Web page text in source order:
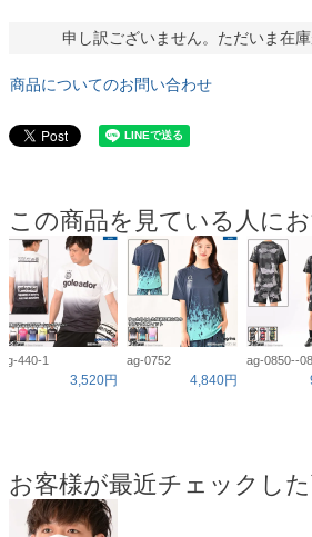
申し訳ございません。ただいま在庫
商品についてのお問い合わせ
この商品を見ている人に
g-440-1
3,520円
ag-0752
4,840円
ag-0850--
お客様が最近チェックし